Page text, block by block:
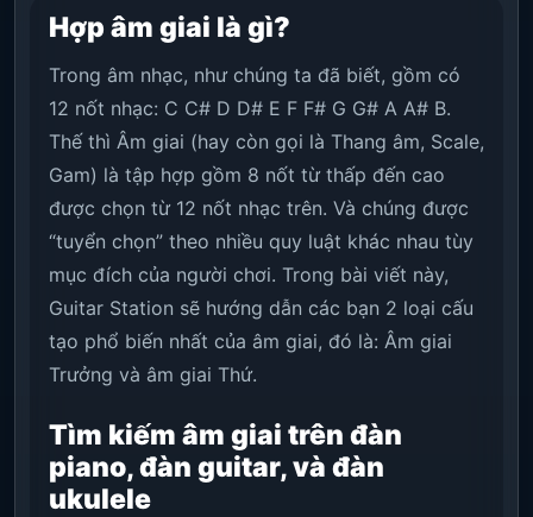
Hợp âm giai là gì?
Trong âm nhạc, như chúng ta đã biết, gồm có
12 nốt nhạc: C C# D D# E F F# G G# A A# B.
Thế thì Âm giai (hay còn gọi là Thang âm, Scale,
Gam) là tập hợp gồm 8 nốt từ thấp đến cao
được chọn từ 12 nốt nhạc trên. Và chúng được
“tuyển chọn” theo nhiều quy luật khác nhau tùy
mục đích của người chơi. Trong bài viết này,
Guitar Station sẽ hướng dẫn các bạn 2 loại cấu
tạo phổ biến nhất của âm giai, đó là: Âm giai
Trưởng và âm giai Thứ.
Tìm kiếm âm giai trên đàn
piano, đàn guitar, và đàn
ukulele